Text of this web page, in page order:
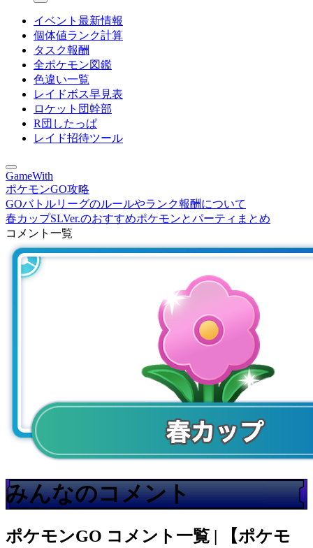
イベント最新情報
個体値ランク計算
タスク報酬
全ポケモン図鑑
色違い一覧
レイドボス早見表
ロケット団幹部
R団したっぱ
レイド招待ツール
GameWith
ポケモンGO攻略
GOバトルリーグのルールやランク報酬について
春カップSLVer.のおすすめポケモンとパーティまとめ
コメント一覧
みんなのコメント
ポケモンGO コメント一覧 | 【ポケモ